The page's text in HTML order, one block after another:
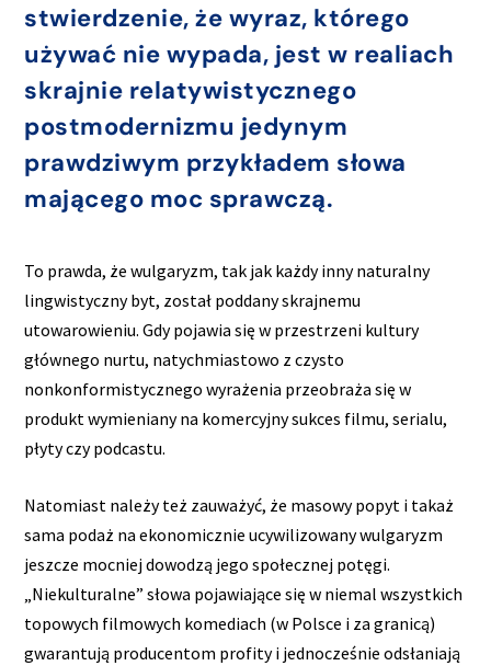
stwierdzenie, że wyraz, którego
używać nie wypada, jest w realiach
skrajnie relatywistycznego
postmodernizmu jedynym
prawdziwym przykładem słowa
mającego moc sprawczą.
To prawda, że wulgaryzm, tak jak każdy inny naturalny
lingwistyczny byt, został poddany skrajnemu
utowarowieniu. Gdy pojawia się w przestrzeni kultury
głównego nurtu, natychmiastowo z czysto
nonkonformistycznego wyrażenia przeobraża się w
produkt wymieniany na komercyjny sukces filmu, serialu,
płyty czy podcastu.
Natomiast należy też zauważyć, że masowy popyt i takaż
sama podaż na ekonomicznie ucywilizowany wulgaryzm
jeszcze mocniej dowodzą jego społecznej potęgi.
„Niekulturalne” słowa pojawiające się w niemal wszystkich
topowych filmowych komediach (w Polsce i za granicą)
gwarantują producentom profity i jednocześnie odsłaniają